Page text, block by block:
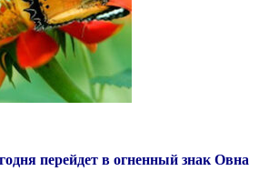
перейдет в огненный знак Овна